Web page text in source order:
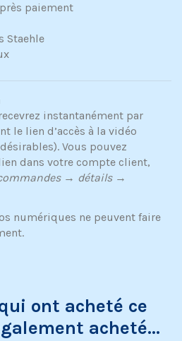
paiement
Staehle
instantanément par
le lien d’accès à la vidéo
Vous pouvez
dans votre compte client,
→ détails→
numériques ne peuvent faire
ont acheté ce
acheté...